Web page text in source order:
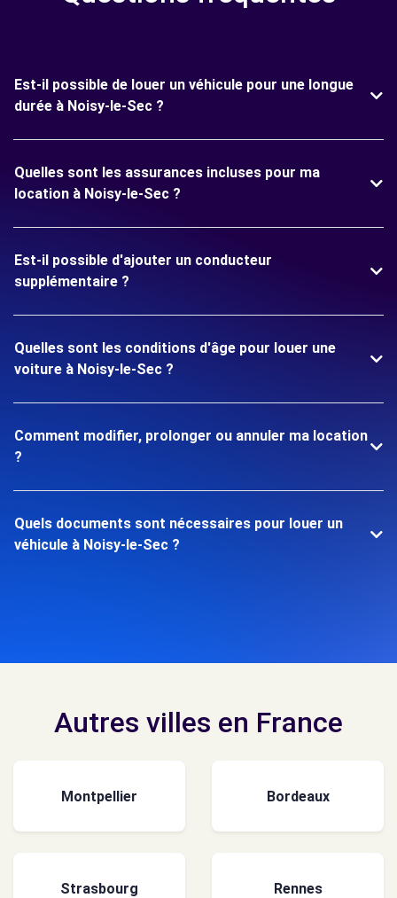
Est-il possible de louer un véhicule pour une longue
durée à Noisy-le-Sec ?
Quelles sont les assurances incluses pour ma
location à Noisy-le-Sec ?
Est-il possible d'ajouter un conducteur
supplémentaire ?
Quelles sont les conditions d'âge pour louer une
voiture à Noisy-le-Sec ?
Comment modifier, prolonger ou annuler ma location
?
Quels documents sont nécessaires pour louer un
véhicule à Noisy-le-Sec ?
Autres villes en France
Montpellier Bordeaux
Strasbourg Rennes